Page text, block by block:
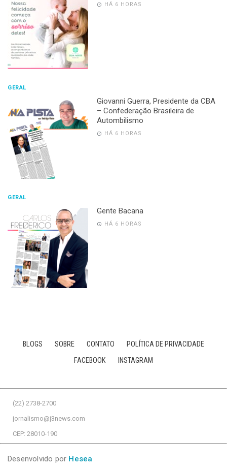
HÁ 6 HORAS
GERAL
Giovanni Guerra, Presidente da CBA
– Confederação Brasileira de
Autombilismo
HÁ 6 HORAS
GERAL
Gente Bacana
HÁ 6 HORAS
BLOGS SOBRE CONTATO
POLÍTICA DE PRIVACIDADE
FACEBOOK
INSTAGRAM
(22) 2738-2700
jornalismo@j3news.com
CEP: 28010-190
Desenvolvido por Hesea